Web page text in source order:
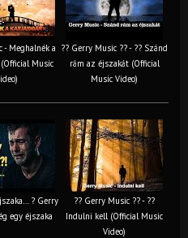
- Meghalnék a
Music
?? Gerry Music ?? - ?? Szánd
rám az éjszakát (Official
Music Video)
? Gerry
egy éjszaka
?? Gerry Music ?? - ??
Indulni kell (Official Music
Video)